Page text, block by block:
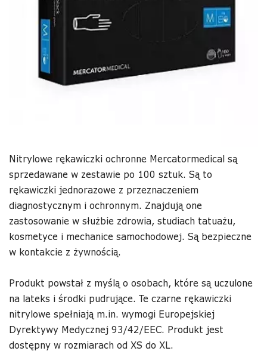
Nitrylowe rękawiczki ochronne Mercatormedical są
sprzedawane w zestawie po 100 sztuk. Są to
rękawiczki jednorazowe z przeznaczeniem
diagnostycznym i ochronnym. Znajdują one
zastosowanie w służbie zdrowia, studiach tatuażu,
kosmetyce i mechanice samochodowej. Są bezpieczne
w kontakcie z żywnością.
Produkt powstał z myślą o osobach, które są uczulone
na lateks i środki pudrujące. Te czarne rękawiczki
nitrylowe spełniają m.in. wymogi Europejskiej
Dyrektywy Medycznej 93/42/EEC. Produkt jest
dostępny w rozmiarach od XS do XL.